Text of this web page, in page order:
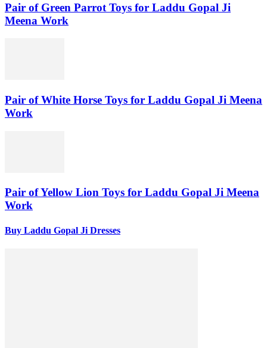
Pair of Green Parrot Toys for Laddu Gopal Ji
Meena Work
Pair of White Horse Toys for Laddu Gopal Ji Meena
Work
Pair of Yellow Lion Toys for Laddu Gopal Ji Meena
Work
Buy Laddu Gopal Ji Dresses